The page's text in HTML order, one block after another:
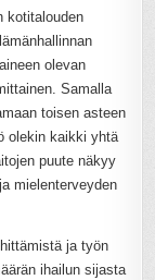
kotitalouden
olevan
Samalla
toisen asteen
olekin kaikki yhtä
puute näkyy
mielenterveyden
ja työn
ihailun sijasta